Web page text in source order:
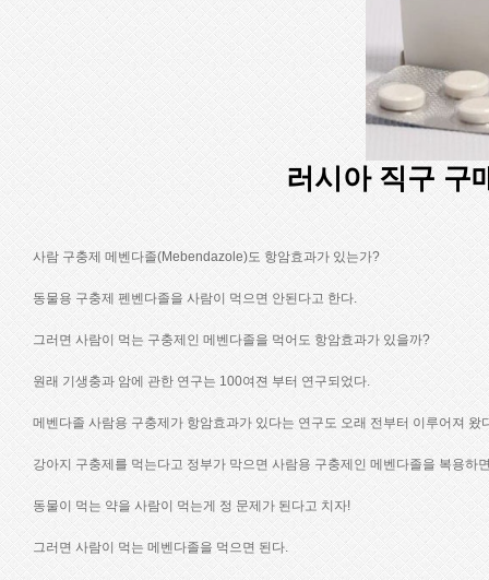
러시아 직구 구
사람 구충제 메벤다졸(Mebendazole)도 항암효과가 있는가?
동물용 구충제 펜벤다졸을 사람이 먹으면 안된다고 한다.
그러면 사람이 먹는 구충제인 메벤다졸을 먹어도 항암효과가 있을까?
원래 기생충과 암에 관한 연구는 100여젼 부터 연구되었다.
메벤다졸 사람용 구충제가 항암효과가 있다는 연구도 오래 전부터 이루어져 왔
강아지 구충제를 먹는다고 정부가 막으면 사람용 구충제인 메벤다졸을 복용하
동물이 먹는 약을 사람이 먹는게 정 문제가 된다고 치자!
그러면 사람이 먹는 메벤다졸을 먹으면 된다.